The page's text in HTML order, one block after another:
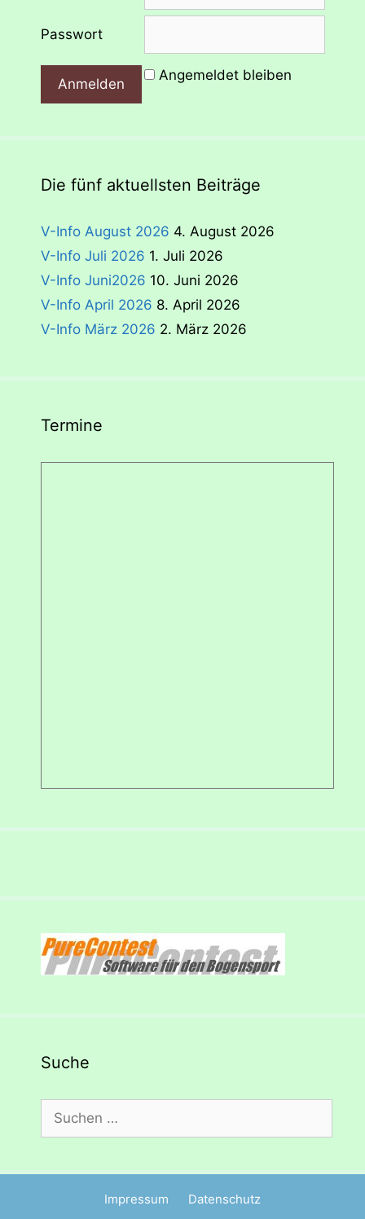
Passwort
Angemeldet bleiben
Die fünf aktuellsten Beiträge
V-Info August 2026 4. August 2026
V-Info Juli 2026 1. Juli 2026
V-Info Juni2026 10. Juni 2026
V-Info April 2026 8. April 2026
V-Info März 2026 2. März 2026
Termine
Suche
Suchen
nach:
Impressum Datenschutz